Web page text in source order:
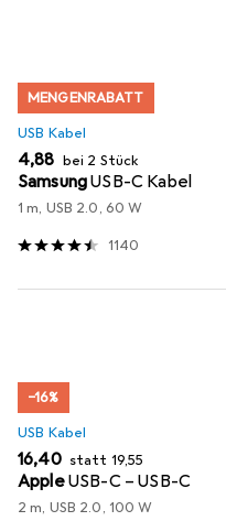
MENGENRABATT
USB Kabel
EUR
4,88 bei 2 Stück
SamsungUSB-C Kabel
1 m, USB 2.0, 60 W
1140
−16%
USB Kabel
EUR
16,40 statt EUR
19,55
AppleUSB-C – USB-C
2 m, USB 2.0, 100 W